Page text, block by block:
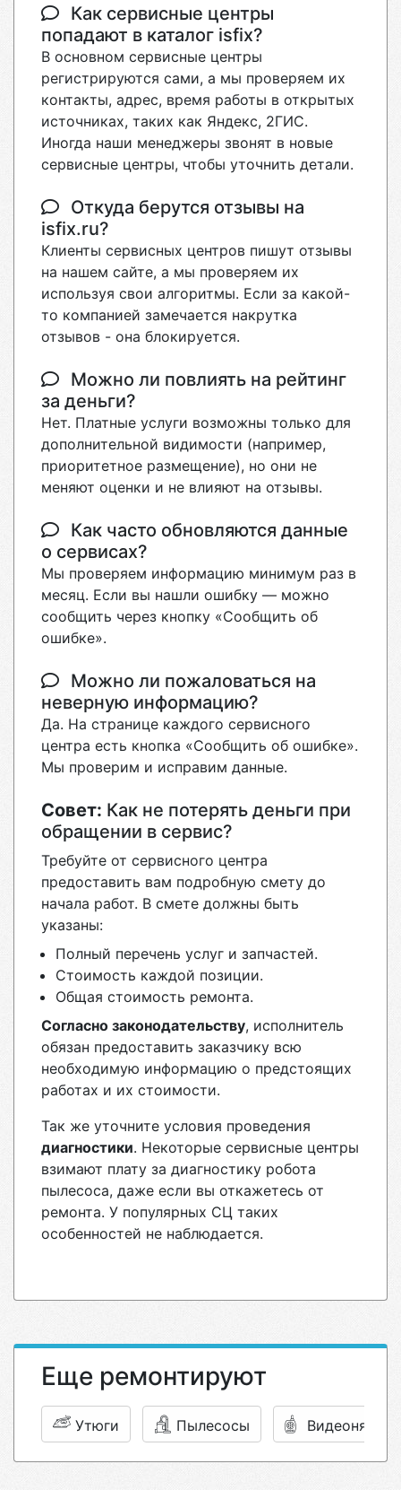
Как сервисные центры
попадают в каталог isfix?
В основном сервисные центры
регистрируются сами, а мы проверяем их
контакты, адрес, время работы в открытых
источниках, таких как Яндекс, 2ГИС.
Иногда наши менеджеры звонят в новые
сервисные центры, чтобы уточнить детали.
Откуда берутся отзывы на
isfix.ru?
Клиенты сервисных центров пишут отзывы
на нашем сайте, а мы проверяем их
используя свои алгоритмы. Если за какой-
то компанией замечается накрутка
отзывов - она блокируется.
Можно ли повлиять на рейтинг
за деньги?
Нет. Платные услуги возможны только для
дополнительной видимости (например,
приоритетное размещение), но они не
меняют оценки и не влияют на отзывы.
Как часто обновляются данные
о сервисах?
Мы проверяем информацию минимум раз в
месяц. Если вы нашли ошибку — можно
сообщить через кнопку «Сообщить об
ошибке».
Можно ли пожаловаться на
неверную информацию?
Да. На странице каждого сервисного
центра есть кнопка «Сообщить об ошибке».
Мы проверим и исправим данные.
Совет: Как не потерять деньги при
обращении в сервис?
Требуйте от сервисного центра
предоставить вам подробную смету до
начала работ. В смете должны быть
указаны:
Полный перечень услуг и запчастей.
Стоимость каждой позиции.
Общая стоимость ремонта.
Согласно законодательству, исполнитель
обязан предоставить заказчику всю
необходимую информацию о предстоящих
работах и их стоимости.
Так же уточните условия проведения
диагностики. Некоторые сервисные центры
взимают плату за диагностику робота
пылесоса, даже если вы откажетесь от
ремонта. У популярных СЦ таких
особенностей не наблюдается.
Еще ремонтируют
Утюги Пылесосы Видеонянь